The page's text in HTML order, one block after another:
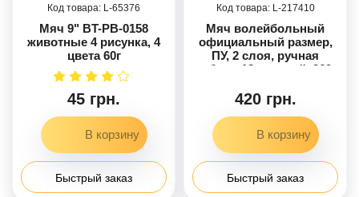
65376
Мяч 9" BT-PB-0158
животные 4 рисунка, 4
цвета 60г
45 грн.
Быстрый заказ
217410
Мяч волейбольный
официальный размер,
ПУ, 2 слоя, ручная
работа, 18 панелей, 260-
420 грн.
Быстрый заказ